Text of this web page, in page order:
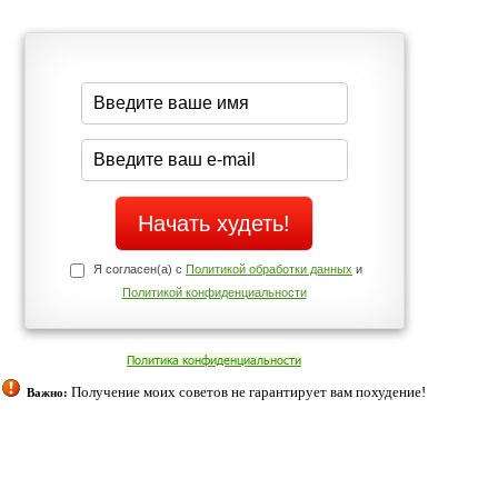
Телефоны службы поддержки
+7 (909) 421-77-27
cookies. Оставаясь с нами, вы соглашаетесь с нашей
Согласен